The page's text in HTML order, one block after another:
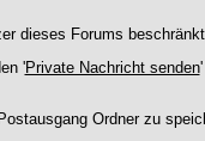
dieses Forums
'Private Nachricht senden'
Ordner zu